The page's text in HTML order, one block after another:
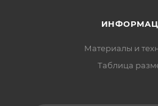
Материалы и
Таблица